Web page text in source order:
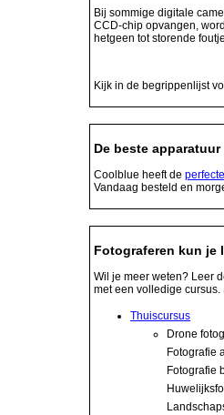
Bij sommige digitale
CCD-chip opvangen,
hetgeen tot storende
Kijk in de begrippenlijst
De beste
Coolblue heeft de
Vandaag besteld en
Fotograferen kun je
Wil je meer weten? Leer
met een volledige
Thuiscursus
Drone
Fotografie
Fotografie